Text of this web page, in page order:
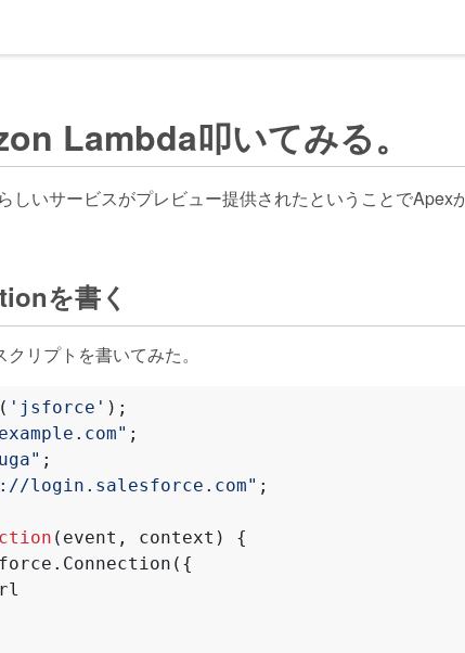
Lambda叩いてみる。
しいサービスがプレビュー提供されたということでApex
を書く
リプトを書いてみた。
( 'jsforce' );
;
;
login.salesforce.com" ;
( event , context )
{
. Connection ({